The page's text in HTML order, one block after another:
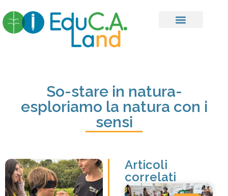
So-stare in natura-
esploriamo la natura con i
sensi
Articoli
correlati